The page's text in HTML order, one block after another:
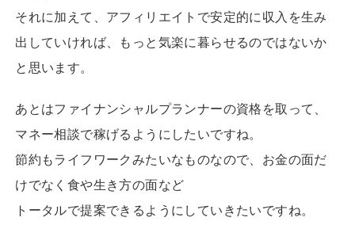
それに加えて、アフィリエイトで安定的に収入を生み
出していければ、もっと気楽に暮らせるのではないか
と思います。
あとはファイナンシャルプランナーの資格を取って、
マネー相談で稼げるようにしたいですね。
節約もライフワークみたいなものなので、お金の面だ
けでなく食や生き方の面など
トータルで提案できるようにしていきたいですね。